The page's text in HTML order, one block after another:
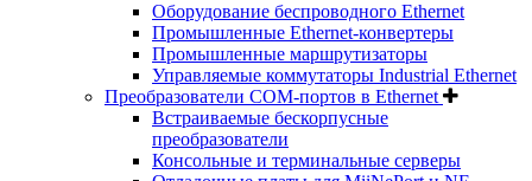
Оборудование беспроводного Ethernet
Промышленные Ethernet-конвертеры
Промышленные маршрутизаторы
Управляемые коммутаторы Industrial Ethernet
Преобразователи COM-портов в Ethernet
Встраиваемые бескорпусные
преобразователи
Консольные и терминальные серверы